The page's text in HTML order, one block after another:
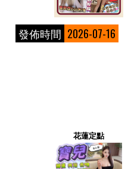
發佈時間 2026-07-16
花蓮定點